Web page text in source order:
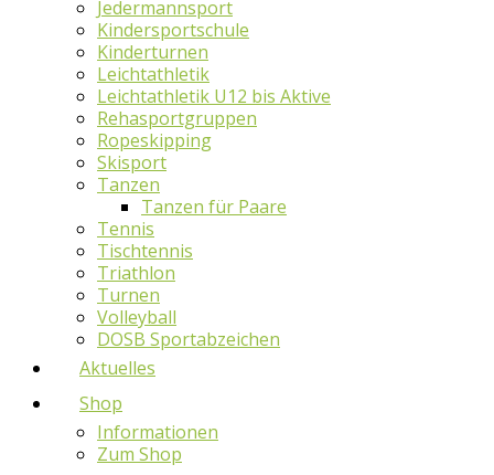
Jedermannsport
Kindersportschule
Kinderturnen
Leichtathletik
Leichtathletik U12 bis Aktive
Rehasportgruppen
Ropeskipping
Skisport
Tanzen
Tanzen für Paare
Tennis
Tischtennis
Triathlon
Turnen
Volleyball
DOSB Sportabzeichen
Aktuelles
Shop
Informationen
Zum Shop